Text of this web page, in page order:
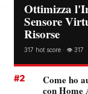
Ottimizza
Sensore
Risorse
317 hot score · 👁️ 317
#2
Come ho
con Home